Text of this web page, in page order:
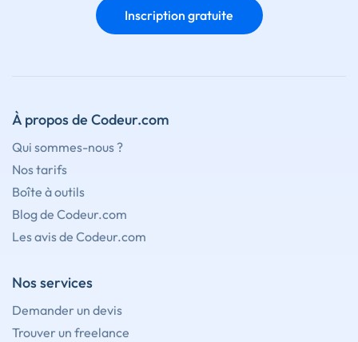
Inscription gratuite
À propos de Codeur.com
Qui sommes-nous ?
Nos tarifs
Boîte à outils
Blog de Codeur.com
Les avis de Codeur.com
Nos services
Demander un devis
Trouver un freelance